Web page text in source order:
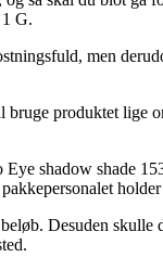
G.
men
produktet lige
shadow shade
Desuden